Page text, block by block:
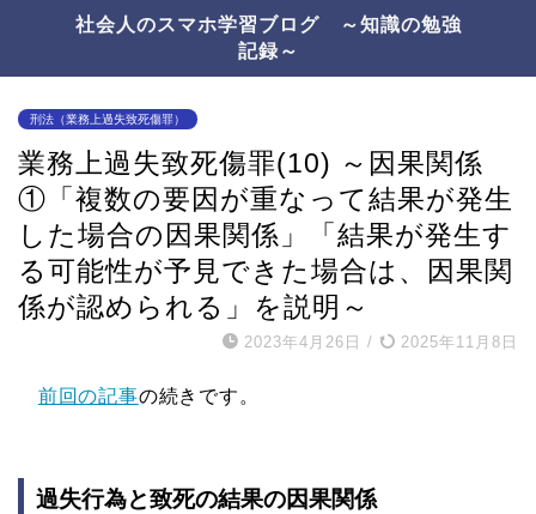
社会人のスマホ学習ブログ ～知識の勉強
記録～
刑法（業務上過失致死傷罪）
業務上過失致死傷罪(10) ～因果関係
①「複数の要因が重なって結果が発生
した場合の因果関係」「結果が発生す
る可能性が予見できた場合は、因果関
係が認められる」を説明～
2023年4月26日 / 2025年11月8日
前回の記事の続きです。
過失行為と致死の結果の因果関係